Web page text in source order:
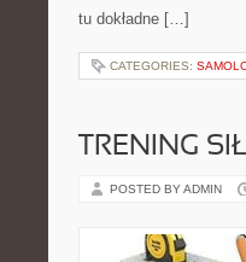
tu dokładne […]
CATEGORIES:
TRENING
POSTED BY ADMIN